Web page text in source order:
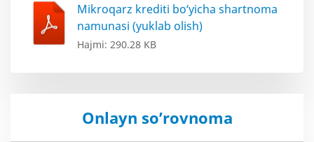
Mikroqarz krediti bo‘yicha shartnoma
namunasi (yuklab olish)
Hajmi: 290.28 KB
Onlayn so’rovnoma